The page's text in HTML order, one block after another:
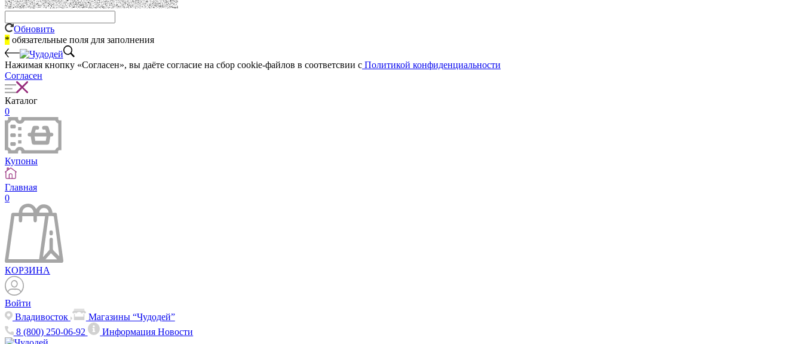
Обновить
* обязательные поля для заполнения
Нажимая кнопку «Согласен», вы даёте cогласие на сбор cookie-файлов в соответсвии с Политикой конфиденциальности
Согласен
Каталог
0
Купоны
Главная
0
КОРЗИНА
Войти
Владивосток
Магазины “Чудодей”
8 (800) 250-06-92
ИнформацияНовости